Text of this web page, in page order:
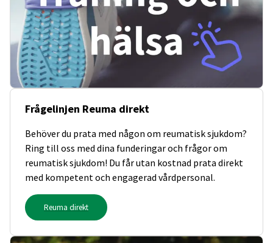
Frågelinjen Reuma direkt
Behöver du prata med någon om reumatisk sjukdom?
Ring till oss med dina funderingar och frågor om
reumatisk sjukdom! Du får utan kostnad prata direkt
med kompetent och engagerad vårdpersonal.
Reuma direkt